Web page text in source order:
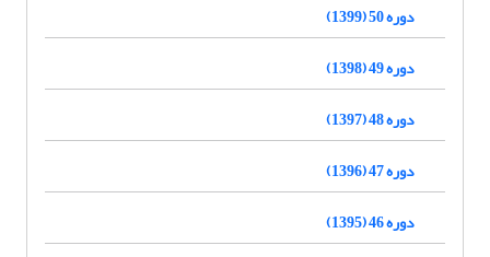
دوره 50 (1399)
دوره 49 (1398)
دوره 48 (1397)
دوره 47 (1396)
دوره 46 (1395)